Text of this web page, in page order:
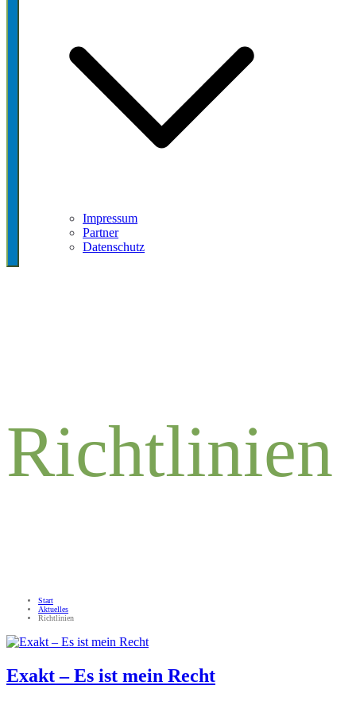
Impressum
Partner
Datenschutz
Richtlinien
Start
Aktuelles
Richtlinien
Exakt – Es ist mein Recht